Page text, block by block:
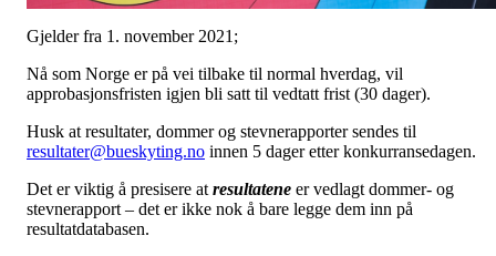
Gjelder fra 1. november 2021;
Nå som Norge er på vei tilbake til normal hverdag, vil
approbasjonsfristen igjen bli satt til vedtatt frist (30 dager).
Husk at resultater, dommer og stevnerapporter sendes til
resultater@bueskyting.no innen 5 dager etter konkurransedagen.
Det er viktig å presisere at resultatene er vedlagt dommer- og
stevnerapport – det er ikke nok å bare legge dem inn på
resultatdatabasen.